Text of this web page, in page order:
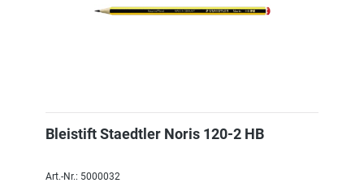
Bleistift Staedtler Noris 120-2 HB
Art.-Nr.: 5000032